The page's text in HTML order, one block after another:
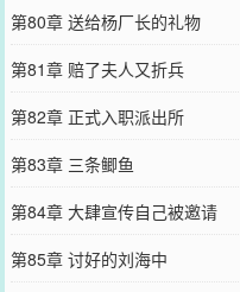
第80章 送给杨厂长的礼物
第81章 赔了夫人又折兵
第82章 正式入职派出所
第83章 三条鲫鱼
第84章 大肆宣传自己被邀请
第85章 讨好的刘海中